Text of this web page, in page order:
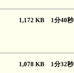
1,172 KB 1分40
1,078 KB 1分32